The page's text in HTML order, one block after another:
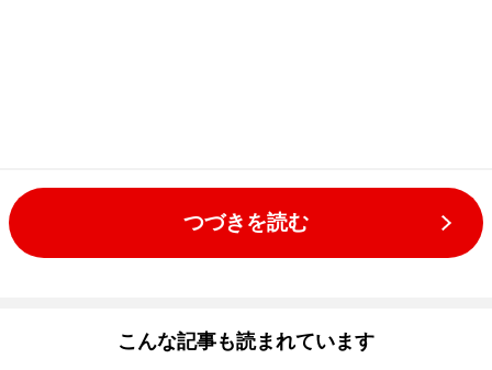
つづきを読む
こんな記事も読まれています